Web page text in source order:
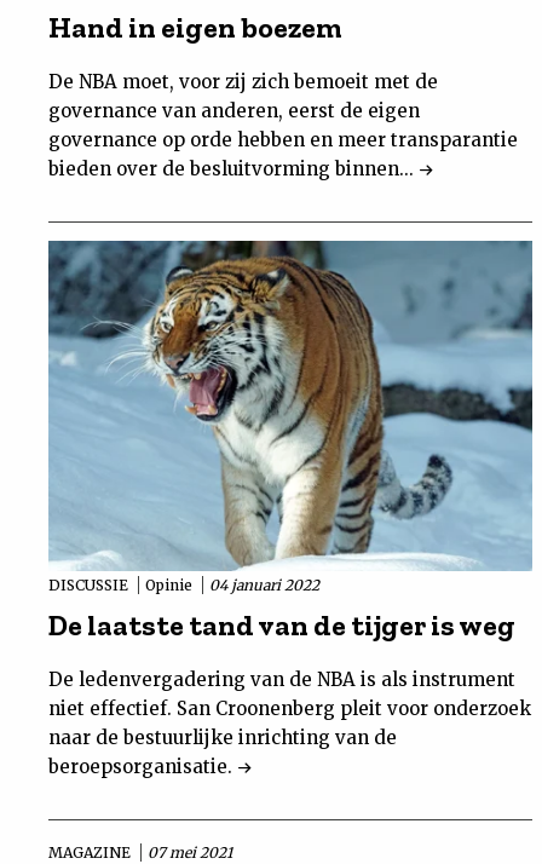
Hand in eigen boezem
De NBA moet, voor zij zich bemoeit met de
governance van anderen, eerst de eigen
governance op orde hebben en meer transparantie
bieden over de besluitvorming binnen...
DISCUSSIE Opinie 04 januari 2022
De laatste tand van de tijger is weg
De ledenvergadering van de NBA is als instrument
niet effectief. San Croonenberg pleit voor onderzoek
naar de bestuurlijke inrichting van de
beroepsorganisatie.
MAGAZINE 07 mei 2021